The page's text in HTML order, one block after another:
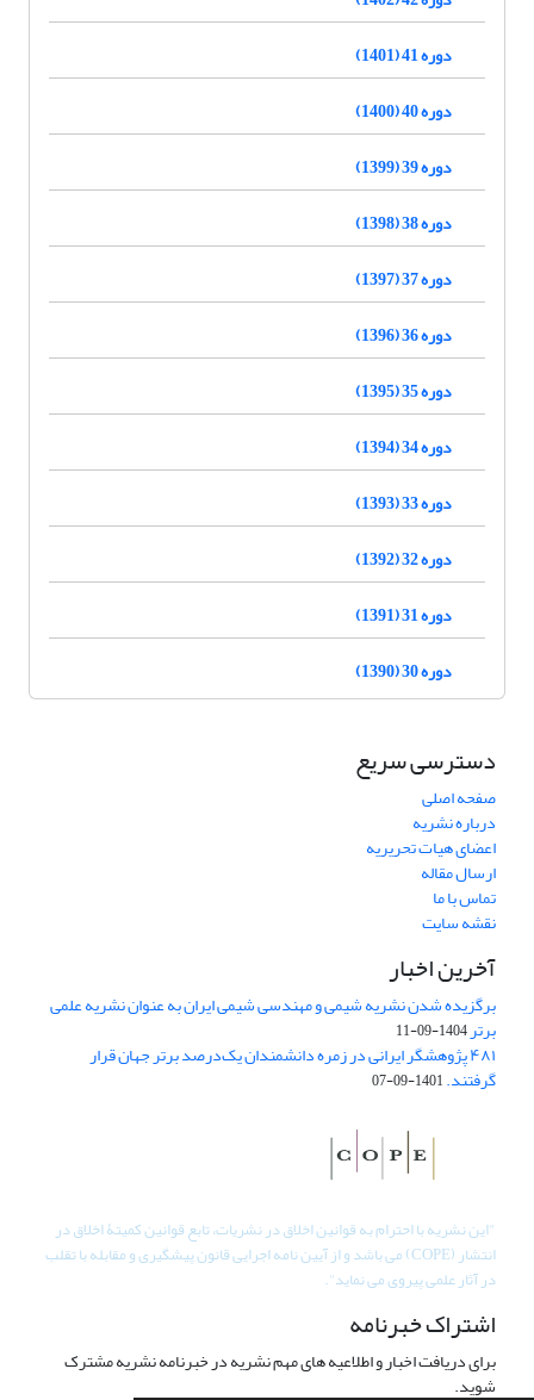
دوره 41 (1401)
دوره 40 (1400)
دوره 39 (1399)
دوره 38 (1398)
دوره 37 (1397)
دوره 36 (1396)
دوره 35 (1395)
دوره 34 (1394)
دوره 33 (1393)
دوره 32 (1392)
دوره 31 (1391)
دوره 30 (1390)
دسترسی سریع
صفحه اصلی
درباره نشریه
اعضای هیات تحریریه
ارسال مقاله
تماس با ما
نقشه سایت
آخرین اخبار
برگزیده شدن نشریه شیمی و مهندسی شیمی ایران به عنوان نشریه علمی
برتر1404-09-11
۴۸۱ پژوهشگر ایرانی در زمره دانشمندان یک‌درصد برتر جهان قرار
گرفتند.1401-09-07
"این نشریه با احترام به قوانین اخلاق در نشریات، تابع قوانین کمیتۀ اخلاق در
انتشار (COPE) می باشد و از آیین نامه اجرایی قانون پیشگیری و مقابله با تقلب
در آثار علمی پیروی می نماید".
اشتراک خبرنامه
برای دریافت اخبار و اطلاعیه های مهم نشریه در خبرنامه نشریه مشترک
شوید.